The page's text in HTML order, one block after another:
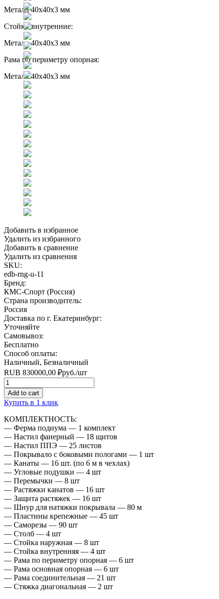
Металл 40х40х3 мм
Стойки внутренние:
Металл 40х40х3 мм
Рама по периметру опорная:
Металл 40х40х3 мм
Добавить в избранное
Удалить из избранного
Добавить в сравнение
Удалить из сравнения
SKU:
edb-rng-u-11
Бренд:
КМС-Спорт (Россия)
Страна производитель:
Россия
Доставка по г. Екатеринбург:
Уточняйте
Самовывоз:
Бесплатно
Способ оплаты:
Наличный, Безналичный
RUB 830000,00 ₽руб./шт
Quantity
Add to cart
Купить в 1 клик
КОМПЛЕКТНОСТЬ:
— Ферма подиума — 1 комплект
— Настил фанерный — 18 щитов
— Настил ППЭ — 25 листов
— Покрывало с боковыми пологами — 1 шт
— Канаты — 16 шт. (по 6 м в чехлах)
— Угловые подушки — 4 шт
— Перемычки — 8 шт
— Растяжки канатов — 16 шт
— Защита растяжек — 16 шт
— Шнур для натяжки покрывала — 80 м
— Пластины крепежные — 45 шт
— Саморезы — 90 шт
— Столб — 4 шт
— Стойка наружная — 8 шт
— Стойка внутренняя — 4 шт
— Рама по периметру опорная — 6 шт
— Рама основная опорная — 6 шт
— Рама соединительная — 21 шт
— Стяжка диагональная — 2 шт